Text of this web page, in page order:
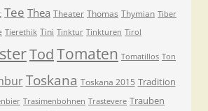
Tee Thea Theater Thomas Thymian Tiber
Tierethik Tini Tinktur Tinkturen Tirol
TodTomaten Tomatillos Ton
Toskana Toskana 2015 Tradition
Trasimenbohnen Trastevere Trauben